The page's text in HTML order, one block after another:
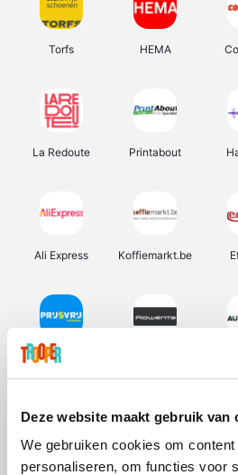
Deze website maakt gebruik van
We gebruiken cookies om
personaliseren, om functies voor
Torfs HEMA
La Redoute Printabout
Ali Express Koffiemarkt.be
Prijsvrij
Vidaxl Lampenlicht.be